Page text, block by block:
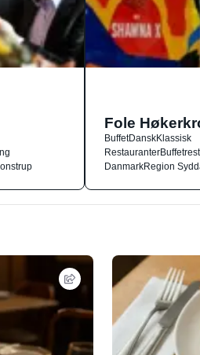
Fole
BuffetDanskKlassisk
Restauranter
DanmarkRegion